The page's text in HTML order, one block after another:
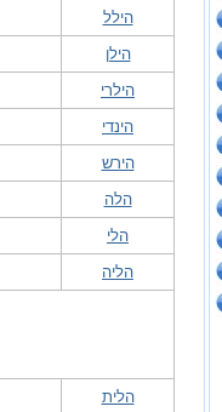
הילל
הילן
הילרי
הינדי
הירש
הלה
הלי
הליה
הלית